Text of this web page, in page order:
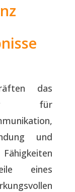
das
für
und
eines